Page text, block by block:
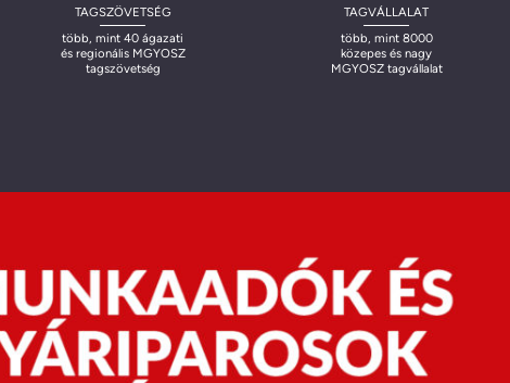
TAGSZÖVETSÉG
több, mint 40 ágazati
és regionális MGYOSZ
tagszövetség
TAGVÁLLALAT
több, mint 8000
közepes és nagy
MGYOSZ tagvállalat